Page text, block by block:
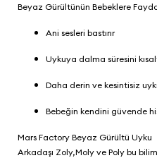
Beyaz Gürültünün Bebeklere
Ani sesleri bastırır
Uykuya dalma süresini
Daha derin ve kesintisiz
Bebeğin kendini güvende
Mars Factory Beyaz Gürültü Uyku
Arkadaşı Zoly,Moly ve Poly bu